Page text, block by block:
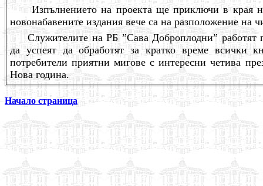
Изпълнението на проекта ще приключи в края
новонабавените издания вече са на разположение на
Служителите на РБ ”Сава Доброплодни” работят
да успеят да обработят за кратко време всички
потребители приятни мигове с интересни четива
Нова година.
Начало страница